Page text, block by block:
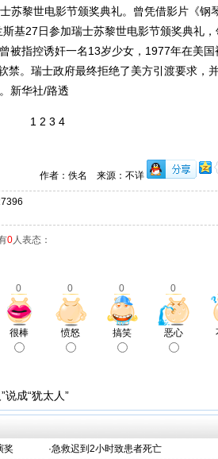
黎世电影节颁奖典礼。曾凭借影片《钢
基27日参加瑞士苏黎世电影节颁奖典礼
被指控诱奸一名13岁少女，1977年在美国
禁。瑞士政府最终拒绝了美方引渡要求，
新华社/路透
1 2 3 4
作者：佚名 来源：不详
0人表态：
0 0 0 0
很棒 愤怒 搞笑 恶心
说成“犹太人”
奖 ·急救迟到2小时致患者死亡